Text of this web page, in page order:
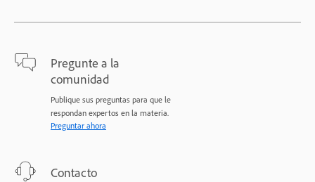
Pregunte a la
comunidad
Publique sus preguntas para que le
respondan expertos en la materia.
Preguntar ahora
Contacto